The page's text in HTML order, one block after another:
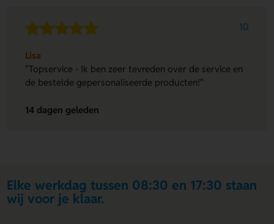
10
Lisa
"Topservice - Ik ben zeer tevreden over de service en
de bestelde gepersonaliseerde producten!"
14 dagen geleden
Elke werkdag tussen 08:30 en 17:30 staan
wij voor je klaar.